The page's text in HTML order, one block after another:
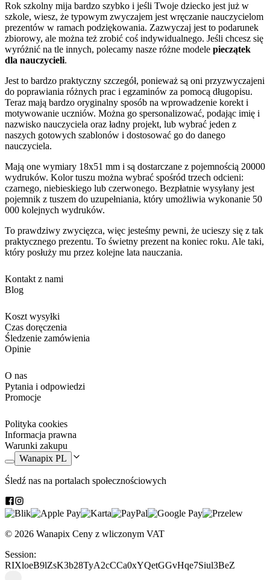
Rok szkolny mija bardzo szybko i jeśli Twoje dziecko jest już w
szkole, wiesz, że typowym zwyczajem jest wręczanie nauczycielom
prezentów w ramach podziękowania. Zazwyczaj jest to podarunek
zbiorowy, ale można też zrobić coś indywidualnego. Jeśli chcesz się
wyróżnić na tle innych, polecamy nasze różne modele pieczątek
dla nauczycieli.
Jest to bardzo praktyczny szczegół, ponieważ są oni przyzwyczajeni
do poprawiania różnych prac i egzaminów za pomocą długopisu.
Teraz mają bardzo oryginalny sposób na wprowadzenie korekt i
motywowanie uczniów. Można go spersonalizować, podając imię i
nazwisko nauczyciela oraz ładny projekt, lub wybrać jeden z
naszych gotowych szablonów i dostosować go do danego
nauczyciela.
Mają one wymiary 18x51 mm i są dostarczane z pojemnością 20000
wydruków. Kolor tuszu można wybrać spośród trzech odcieni:
czarnego, niebieskiego lub czerwonego. Bezpłatnie wysyłany jest
pojemnik z tuszem do uzupełniania, który umożliwia wykonanie 50
000 kolejnych wydruków.
To prawdziwy zwycięzca, więc jesteśmy pewni, że ucieszy się z tak
praktycznego prezentu. To świetny prezent na koniec roku. Ale taki,
który posłuży mu przez kolejne lata nauczania.
Kontakt z nami
Blog
Koszt wysyłki
Czas doręczenia
Śledzenie zamówienia
Opinie
O nas
Pytania i odpowiedzi
Promocje
Polityka cookies
Informacja prawna
Warunki zakupu
Wanapix PL
Śledź nas na portalach społecznościowych
© 2026 Wanapix Ceny z wliczonym VAT
Session:
RIXloeB9lZsK3b28TyA2cCCa0xYQetGGvHqe7Siul3BeZ